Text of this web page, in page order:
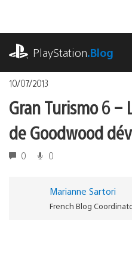
contenu
PlayStation.Blog
10/07/2013
Gran Turismo 6 –
de Goodwood
0 0
Marianne Sartori
French Blog